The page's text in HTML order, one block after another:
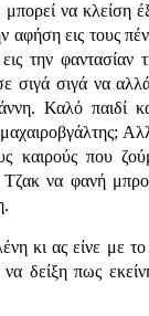
να κλείση
αφήση εις τους
την φαντασίαν
σιγά σιγά να
Καλό παιδί
καιρούς που
Τζακ να φανή
κι ας είνε με το
να δείξη πως